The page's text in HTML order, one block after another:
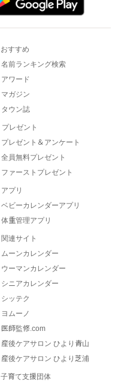
おすすめ
名前ランキング検索
アワード
マガジン
タウン誌
プレゼント
プレゼント＆アンケート
全員無料プレゼント
ファーストプレゼント
アプリ
ベビーカレンダーアプリ
体重管理アプリ
関連サイト
ムーンカレンダー
ウーマンカレンダー
シニアカレンダー
シッテク
ヨムーノ
医師監修.com
産後ケアサロン ひより青山
産後ケアサロン ひより芝浦
子育て支援団体